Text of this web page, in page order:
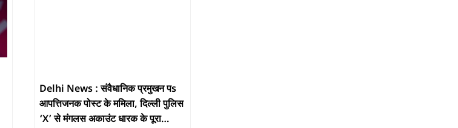
Delhi News : संवैधानिक प्रमुखन पs
आपत्तिजनक पोस्ट के ममिला, दिल्ली पुलिस
‘X’ से मंगलस अकाउंट धारक के पूरा